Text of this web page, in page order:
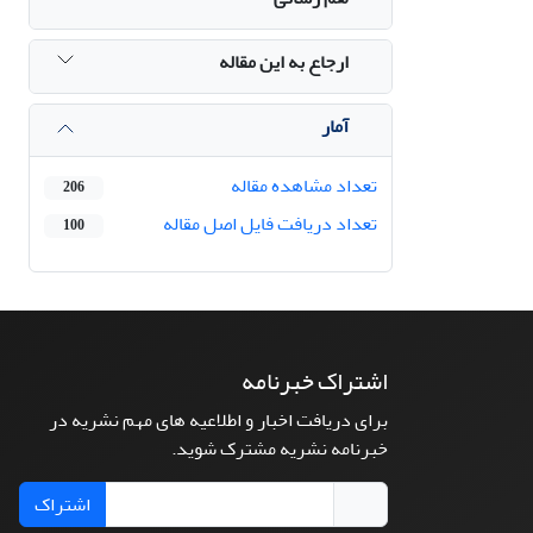
ارجاع به این مقاله
آمار
تعداد مشاهده مقاله
206
تعداد دریافت فایل اصل مقاله 100
اشتراک خبرنامه
برای دریافت اخبار و اطلاعیه های مهم نشریه در
خبرنامه نشریه مشترک شوید.
اشتراک